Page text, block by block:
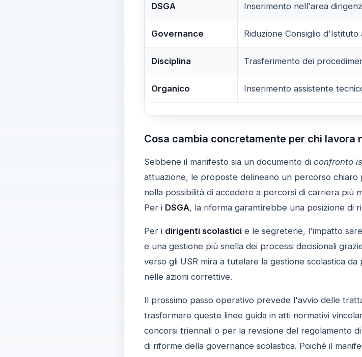
DSGA Inserimento nell'area
Governance Riduzione Consiglio
Disciplina Trasferimento dei
Organico Inserimento assistente
Cosa cambia concretamente per chi lavora
Sebbene il manifesto sia un documento di confronto
attuazione, le proposte delineano un percorso chiaro
nella possibilità di accedere a percorsi di carriera più
Per i DSGA , la riforma garantirebbe una posizione di
Per i dirigenti scolasticie le segreterie, l'impatto
e una gestione più snella dei processi decisionali
verso gli USR mira a tutelare la gestione scolastica
nelle azioni correttive.
Il prossimo passo operativo prevede l'avvio delle
trasformare queste linee guida in atti normativi
concorsi triennali o per la revisione del regolamento
di riforme della governance scolastica. Poiché il